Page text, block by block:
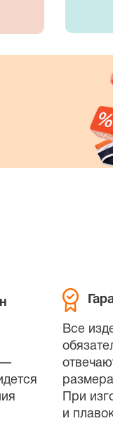
—
Все
При
и